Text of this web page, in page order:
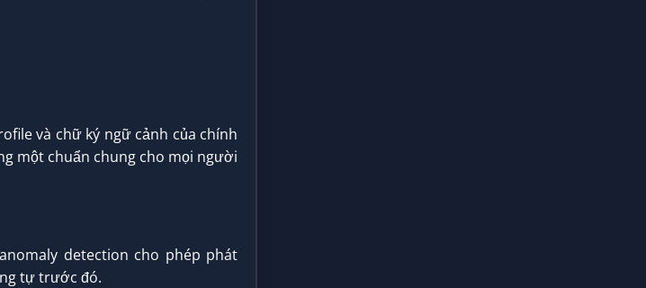
và chữ ký ngữ cảnh của chính
một chuẩn chung cho mọi người
detection cho phép phát
tự trước đó.